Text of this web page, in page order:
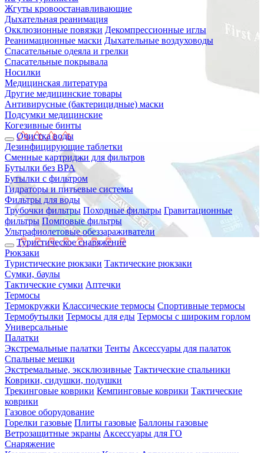
Жгуты кровоостанавливающие
Дыхательная реанимация
Окклюзионные повязки Декомпрессионные иглы
Реанимационные маски Дыхательные воздуховоды
Спасательные одеяла и грелки
Спасательные покрывала
Носилки
Медицинская литература
Другие медицинские товары
Антивирусные (бактерицидные) маски
Подсумки медицинские
Когезивные бинты
Очистка воды
Дезинфицирующие таблетки
Сменные картриджи для фильтров
Бутылки без BPA
Бутылки с фильтром
Гидраторы и питьевые системы
Фильтры для воды
Трубочки фильтры Походные фильтры Гравитационные
фильтры Помповые фильтры
Ультрафиолетовые обеззараживатели
Туристическое снаряжение
Рюкзаки
Туристические рюкзаки Тактические рюкзаки
Сумки, баулы
Тактические сумки Аптечки
Термосы
Термокружки Классические термосы Спортивные термосы
Термобутылки Термосы для еды Термосы с широким горлом
Универсальные
Палатки
Экстремальные палатки Тенты Аксессуары для палаток
Спальные мешки
Экстремальные, эксклюзивные Тактические спальники
Коврики, сидушки, подушки
Трекинговые коврики Кемпинговые коврики Тактические
коврики
Газовое оборудование
Горелки газовые Плиты газовые Баллоны газовые
Ветрозащитные экраны Аксессуары для ГО
Снаряжение